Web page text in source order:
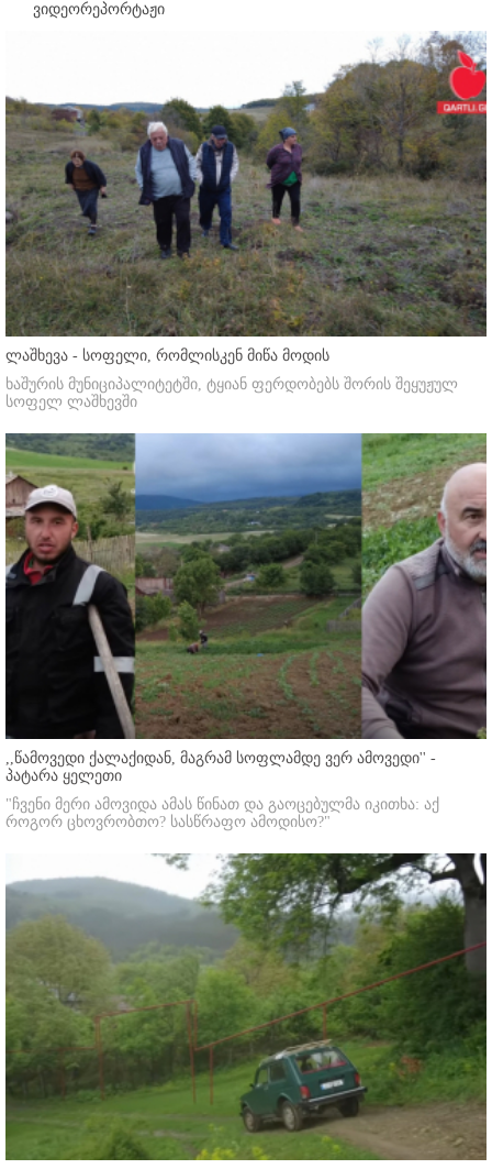
ვიდეორეპორტაჟი
ლაშხევა - სოფელი, რომლისკენ მიწა მოდის
ხაშურის მუნიციპალიტეტში, ტყიან ფერდობებს შორის შეყუჟულ
სოფელ ლაშხევში
,,წამოვედი ქალაქიდან, მაგრამ სოფლამდე ვერ ამოვედი'' -
პატარა ყელეთი
"ჩვენი მერი ამოვიდა ამას წინათ და გაოცებულმა იკითხა: აქ
როგორ ცხოვრობთო? სასწრაფო ამოდისო?"